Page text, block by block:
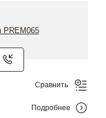
Сравнить
Подробнее